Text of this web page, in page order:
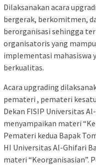
Dilaksanakan acara
bergerak, berkomitmen,
berorganisasi sehingga
organisatoris yang
implementasi mahasiswa
berkualitas.
Acara upgrading
pemateri , pemateri kesatu
Dekan FISIP Universitas
menyampaikan materi
Pemateri kedua Bapak
HI Universitas Al-Ghifari
materi “Keorganisasian”.